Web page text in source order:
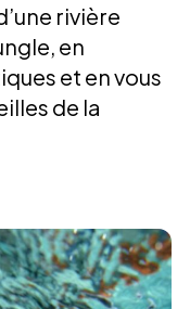
rivière
en
et en vous
de la